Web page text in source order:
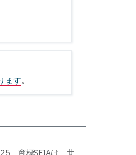
ます。
。商標SFIAは、世